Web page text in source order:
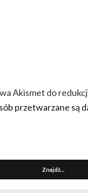
Akismet do
przetwarzane są
Znajdź…